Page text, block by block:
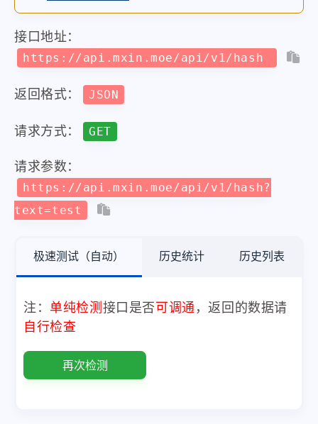
接口地址：
https://api.mxin.moe/api/v1/hash
返回格式： JSON
请求方式： GET
请求参数：
https://api.mxin.moe/api/v1/hash?
text=test
极速测试（自动） 历史统计 历史列表
注： 单纯检测 接口是否 可调通 ，返回的数据请
自行检查
再次检测